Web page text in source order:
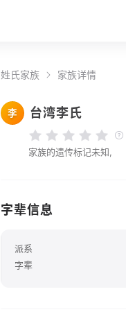
姓氏家族 家族详情
李 台湾李氏
家族的遗传标记未知,
字辈信息
派系
字辈